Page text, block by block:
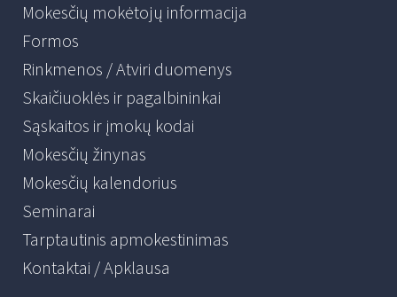
Mokesčių mokėtojų informacija
Formos
Rinkmenos / Atviri duomenys
Skaičiuoklės ir pagalbininkai
Sąskaitos ir įmokų kodai
Mokesčių žinynas
Mokesčių kalendorius
Seminarai
Tarptautinis apmokestinimas
Kontaktai / Apklausa